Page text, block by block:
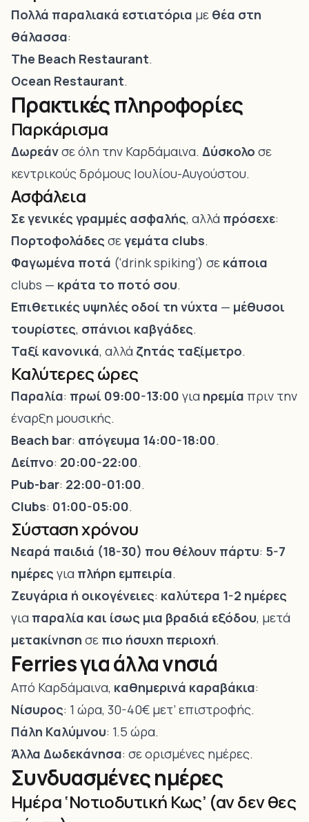
Πολλά παραλιακά εστιατόρια με θέα στη
θάλασσα:
The Beach Restaurant.
Ocean Restaurant.
Πρακτικές πληροφορίες
Παρκάρισμα
Δωρεάνσε όλη την Καρδάμαινα. Δύσκολο σε
κεντρικούς δρόμους Ιουλίου-Αυγούστου.
Ασφάλεια
Σε γενικές γραμμές ασφαλής, αλλά πρόσεχε:
Πορτοφολάδες σεγεμάτα clubs.
Φαγωμένα ποτά (‘drink spiking’) σε κάποια
clubs — κράτα το ποτό σου.
Επιθετικές υψηλές οδοί τη νύχτα — μέθυσοι
τουρίστες, σπάνιοι καβγάδες.
Ταξί κανονικά, αλλά ζητάς ταξίμετρο.
Καλύτερες ώρες
Παραλία: πρωί 09:00-13:00 για ηρεμία πριν την
έναρξη μουσικής.
Beach bar: απόγευμα 14:00-18:00.
Δείπνο: 20:00-22:00.
Pub-bar: 22:00-01:00.
Clubs: 01:00-05:00.
Σύσταση χρόνου
Νεαρά παιδιά (18-30) που θέλουν πάρτυ: 5-7
ημέρες για πλήρη εμπειρία.
Ζευγάρια ή οικογένειες: καλύτερα 1-2 ημέρες
για παραλία και ίσως μια βραδιά εξόδου, μετά
μετακίνηση σε πιο ήσυχη περιοχή.
Ferries για άλλα νησιά
Από Καρδάμαινα, καθημερινά καραβάκια:
Νίσυρος: 1 ώρα, 30-40€ μετ’ επιστροφής.
Πάλη Καλύμνου: 1.5 ώρα.
Άλλα Δωδεκάνησα: σε ορισμένες ημέρες.
Συνδυασμένες ημέρες
Ημέρα ‘Νοτιοδυτική Κως’ (αν δεν θες